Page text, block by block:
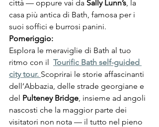
città — oppure vai da Sally Lunn’s , la
casa più antica di Bath, famosa per i
suoi soffici e burrosi panini.
Pomeriggio:
Esplora le meraviglie di Bath al tuo
ritmo con il Tourific Bath self-guided
city tour. Scoprirai le storie affascinanti
dell’Abbazia, delle strade georgiane e
del Pulteney Bridge , insieme ad angoli
nascosti che la maggior parte dei
visitatori non nota — il tutto nel pieno